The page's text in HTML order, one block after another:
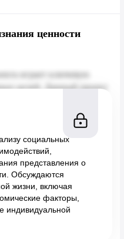
ценности
социальных
представления о
Обсуждаются
жизни, включая
факторы,
индивидуальной